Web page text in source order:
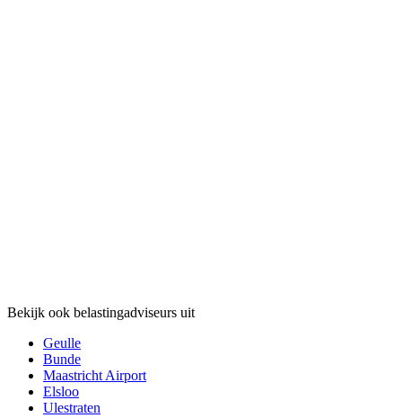
Bekijk ook belastingadviseurs uit
Geulle
Bunde
Maastricht Airport
Elsloo
Ulestraten